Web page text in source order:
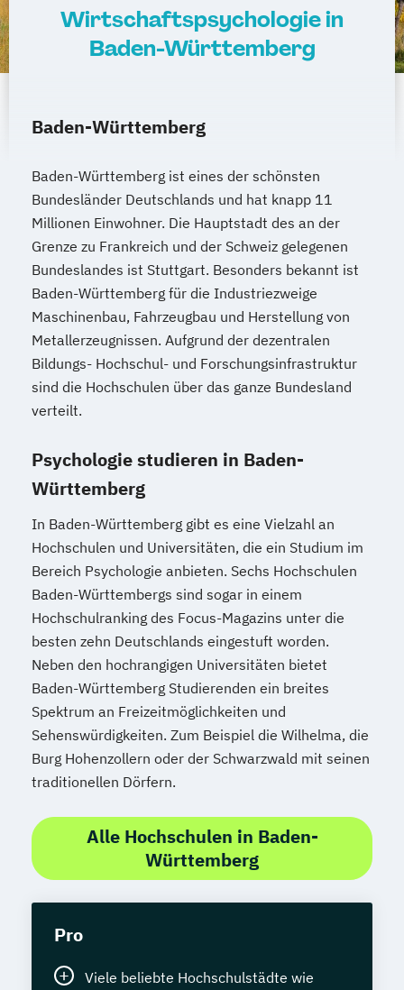
Wirtschaftspsychologie in
Baden-Württemberg
Baden-Württemberg
Baden-Württemberg ist eines der schönsten
Bundesländer Deutschlands und hat knapp 11
Millionen Einwohner. Die Hauptstadt des an der
Grenze zu Frankreich und der Schweiz gelegenen
Bundeslandes ist Stuttgart. Besonders bekannt ist
Baden-Württemberg für die Industriezweige
Maschinenbau, Fahrzeugbau und Herstellung von
Metallerzeugnissen. Aufgrund der dezentralen
Bildungs- Hochschul- und Forschungsinfrastruktur
sind die Hochschulen über das ganze Bundesland
verteilt.
Psychologie studieren in Baden-
Württemberg
In Baden-Württemberg gibt es eine Vielzahl an
Hochschulen und Universitäten, die ein Studium im
Bereich Psychologie anbieten. Sechs Hochschulen
Baden-Württembergs sind sogar in einem
Hochschulranking des Focus-Magazins unter die
besten zehn Deutschlands eingestuft worden.
Neben den hochrangigen Universitäten bietet
Baden-Württemberg Studierenden ein breites
Spektrum an Freizeitmöglichkeiten und
Sehenswürdigkeiten. Zum Beispiel die Wilhelma, die
Burg Hohenzollern oder der Schwarzwald mit seinen
traditionellen Dörfern.
Alle Hochschulen in Baden-
Württemberg
Pro
Viele beliebte Hochschulstädte wie